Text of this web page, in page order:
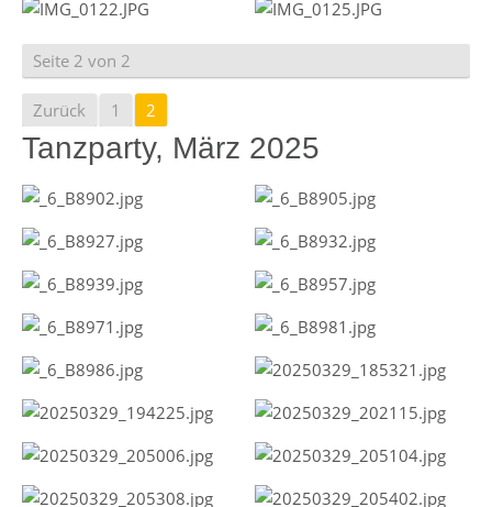
Seite 2 von 2
Zurück 1 2
Tanzparty, März 2025